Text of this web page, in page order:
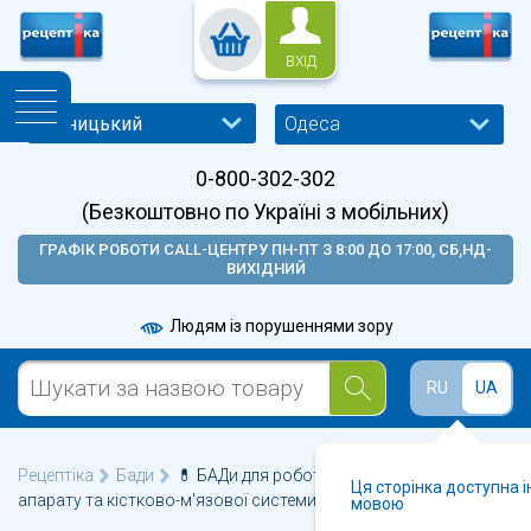
ВХІД
Одеса
0-800-302-302
(Безкоштовно по Україні з мобільних)
ГРАФІК РОБОТИ CALL-ЦЕНТРУ ПН-ПТ З 8:00 ДО 17:00, СБ,НД-
ВИХІДНИЙ
Людям із порушеннями зору
RU UA
Ця сторінка доступна
мовою
Рецептіка Бади
💊 БАДи для роботи опорно-рухового
апарату та кістково-м'язової системи у Одесі 🩺